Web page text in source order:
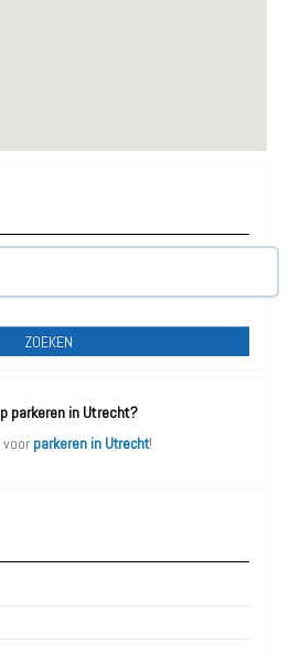
ZOEKEN
parkeren in Utrecht?
parkeren in Utrecht!